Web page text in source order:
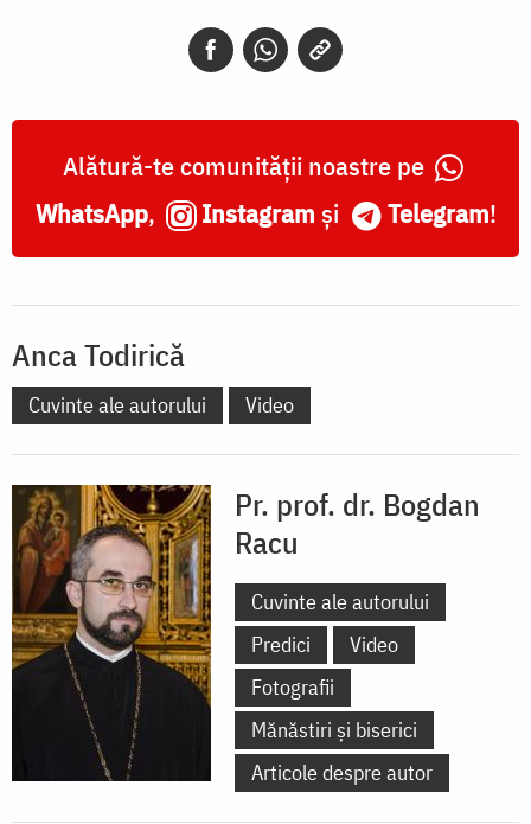
Alătură-te comunității noastre pe
WhatsApp, Instagram și Telegram!
Anca Todirică
Cuvinte ale autorului Video
Pr. prof. dr. Bogdan
Racu
Cuvinte ale autorului
Predici
Video
Fotografii
Mănăstiri și biserici
Articole despre autor